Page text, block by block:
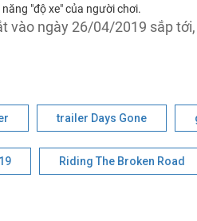
"độ xe" của người chơi.
vào ngày 26/04/2019 sắp
trailer Days Gone
Riding The Broken Road